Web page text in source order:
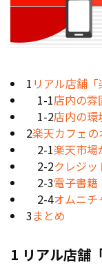
1 リアル店舗「
1-1店内の雰
1-2店内の環
2楽天カフェ
2-1楽天市場
2-2クレジ
2-3電子書籍
2-4オムニチ
3まとめ
1 リアル店舗